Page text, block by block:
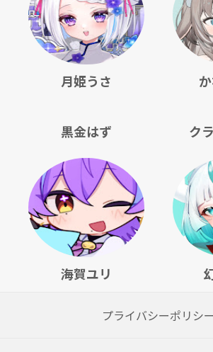
月姫うさ
黒金はず ク
海賀ユリ
プライバシーポリシー